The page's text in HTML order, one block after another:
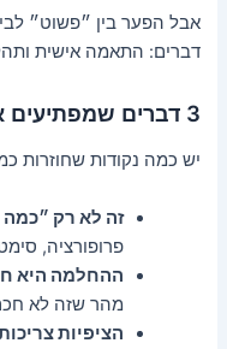
אבל הפער בין ״פשוט״
דברים: התאמה אישית
3 דברים שמפתיעים אנשים כבר בפגישה הראשונה
יש כמה נקודות שחוזרות
זה לא רק ״כמה
פרופורציה,
ההחלמה היא
מהר שזה לא
הציפיות